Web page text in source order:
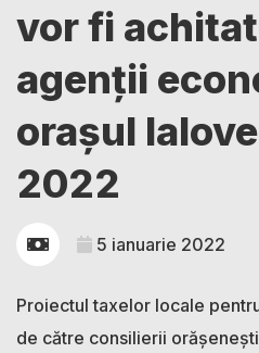
vor fi
agenții
orașul
2022
5 ianuarie 2022
Proiectul taxelor locale
de către consilierii